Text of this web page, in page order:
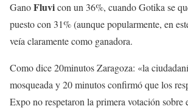
GanoFluvicon un 36%, cuando Gotika se
puesto con 31% (aunque popularmente, en
veía claramente como ganadora.
Como dice 20minutos Zaragoza: «la
mosqueada y 20 minutos confirmó que los
Expo no respetaron la primera votación sobre